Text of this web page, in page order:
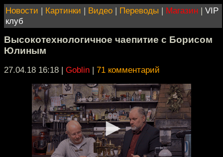
Новости | Картинки | Видео | Переводы | Магазин | VIP
клуб
Высокотехнологичное чаепитие с Борисом
Юлиным
27.04.18 16:18 | Goblin | 71 комментарий